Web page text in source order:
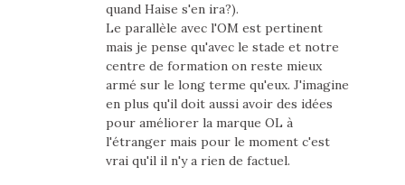
quand Haise s'en ira?).
Le parallèle avec l'OM est pertinent
mais je pense qu'avec le stade et notre
centre de formation on reste mieux
armé sur le long terme qu'eux. J'imagine
en plus qu'il doit aussi avoir des idées
pour améliorer la marque OL à
l'étranger mais pour le moment c'est
vrai qu'il il n'y a rien de factuel.